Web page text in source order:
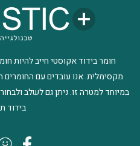
חומר בידוד אקוסטי חייב להיות
מקסימלית. אנו עובדים עם החומרים
במיוחד למטרה זו. ניתן גם לשלב
בידוד